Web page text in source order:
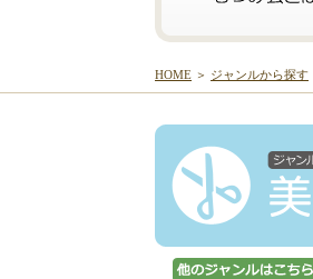
HOME ＞ ジャンルから探す